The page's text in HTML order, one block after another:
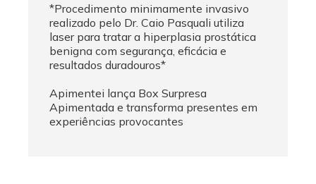
*Procedimento minimamente invasivo
realizado pelo Dr. Caio Pasquali utiliza
laser para tratar a hiperplasia prostática
benigna com segurança, eficácia e
resultados duradouros*
Apimentei lança Box Surpresa
Apimentada e transforma presentes em
experiências provocantes